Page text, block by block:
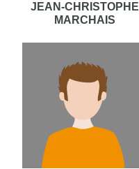
JEAN-CHRISTOPHE
MARCHAIS